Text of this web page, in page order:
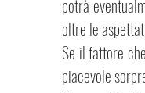
potrà
oltre le
Se il fattore
piacevole